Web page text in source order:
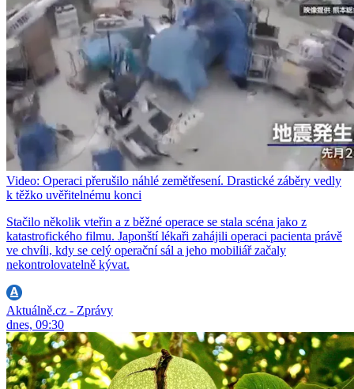
Video: Operaci přerušilo náhlé zemětřesení. Drastické záběry vedly
k těžko uvěřitelnému konci
Stačilo několik vteřin a z běžné operace se stala scéna jako z
katastrofického filmu. Japonští lékaři zahájili operaci pacienta právě
ve chvíli, kdy se celý operační sál a jeho mobiliář začaly
nekontrolovatelně kývat.
Aktuálně.cz - Zprávy
dnes, 09:30